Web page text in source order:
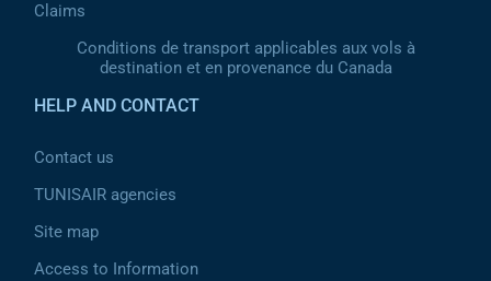
Claims
Conditions de transport applicables aux vols à
destination et en provenance du Canada
HELP AND CONTACT
Contact us
TUNISAIR agencies
Site map
Access to Information